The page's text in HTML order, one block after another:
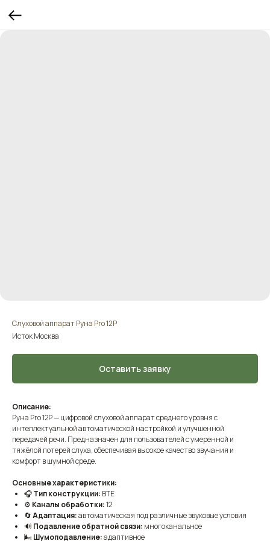
Слуховой аппарат Руна Pro 12P
Исток Москва
Оставить заявку
Описание:
Руна Pro 12P — цифровой слуховой аппарат среднего уровня с
интеллектуальной автоматической настройкой и улучшенной
передачей речи. Предназначен для пользователей с умеренной и
тяжёлой потерей слуха, обеспечивая высокое качество звучания и
комфорт в шумной среде.
Основные характеристики:
🎧Тип конструкции: BTE
⚙️ Каналы обработки:12
🔄Адаптация:автоматическая под различные звуковые условия
🔊 Подавление обратной связи: многоканальное
🌬Шумоподавление:адаптивное